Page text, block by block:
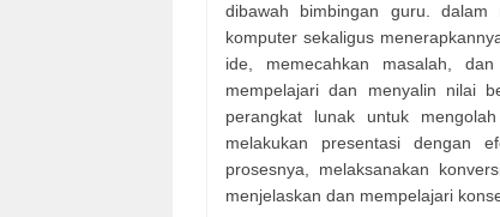
dibawah bimbingan guru.
komputer sekaligus
ide, memecahkan masalah,
mempelajari dan menyalin nilai
perangkat lunak untuk
melakukan presentasi dengan
prosesnya, melaksanakan
menjelaskan dan mempelajari